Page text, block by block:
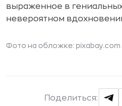
выраженное в
невероятном
Фото на обложке: pixabay.com
Поделиться: